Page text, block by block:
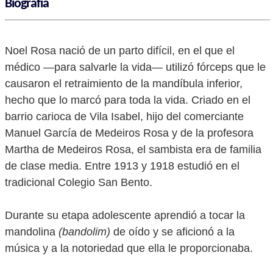
Biografía
Noel Rosa nació de un parto difícil, en el que el
médico —para salvarle la vida— utilizó fórceps que le
causaron el retraimiento de la mandíbula inferior,
hecho que lo marcó para toda la vida. Criado en el
barrio carioca de Vila Isabel, hijo del comerciante
Manuel García de Medeiros Rosa y de la profesora
Martha de Medeiros Rosa, el sambista era de familia
de clase media. Entre 1913 y 1918 estudió en el
tradicional Colegio San Bento.
Durante su etapa adolescente aprendió a tocar la
mandolina (bandolim) de oído y se aficionó a la
música y a la notoriedad que ella le proporcionaba.